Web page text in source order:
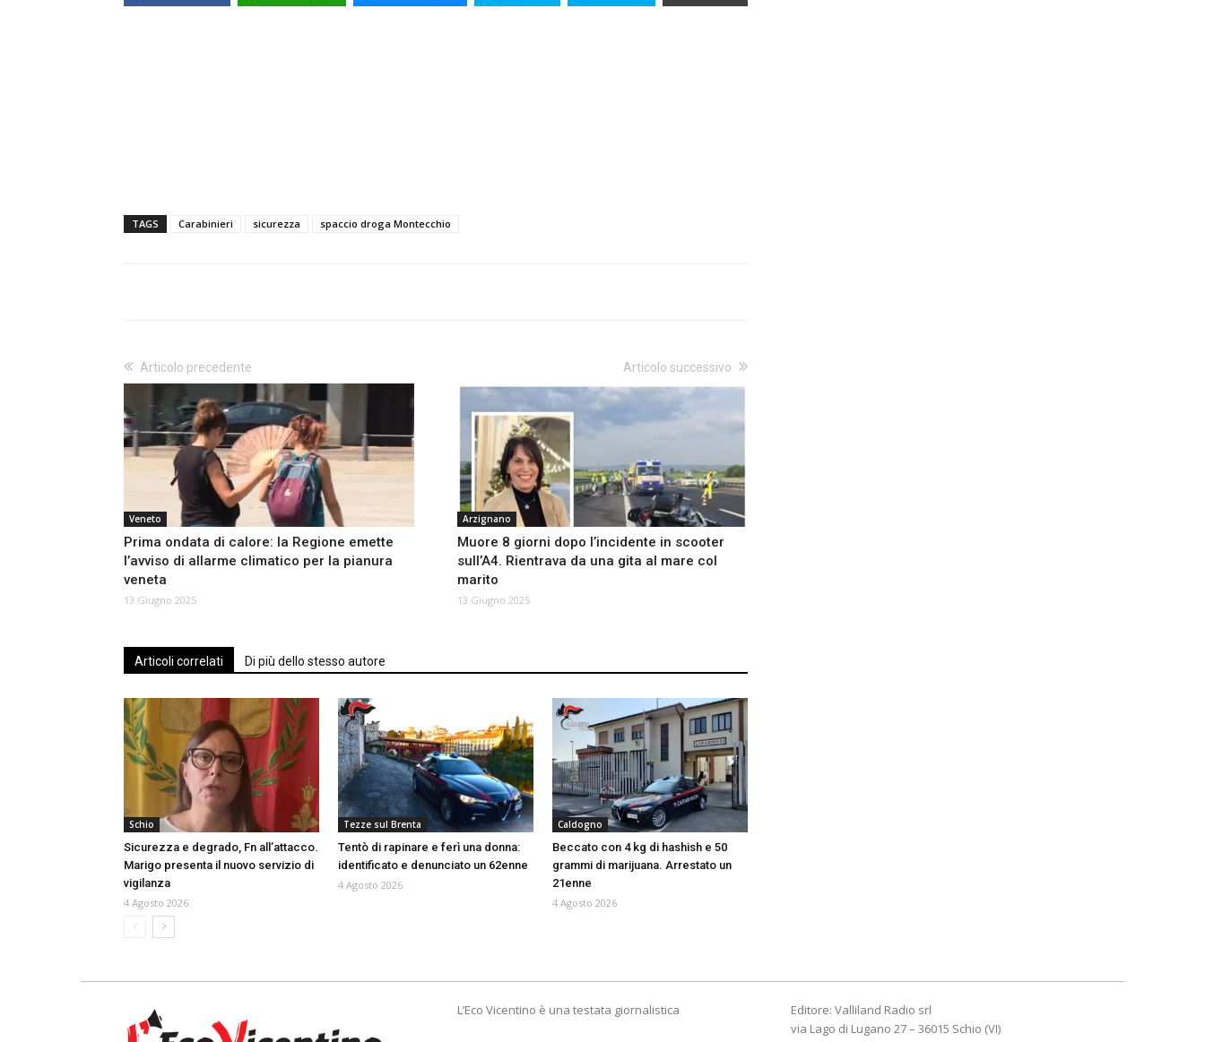
TAGS Carabinieri sicurezza spaccio droga Montecchio
Articolo precedente
Veneto
Prima ondata di calore: la Regione emette
l’avviso di allarme climatico per la pianura
veneta
13 Giugno 2025
Articolo successivo
Arzignano
Muore 8 giorni dopo l’incidente in scooter
sull’A4. Rientrava da una gita al mare col
marito
13 Giugno 2025
Articoli correlati Di più dello stesso autore
Schio
Sicurezza e degrado, Fn all’attacco.
Marigo presenta il nuovo servizio di
vigilanza
4 Agosto 2026
Tezze sul Brenta
Tentò di rapinare e ferì una donna:
identificato e denunciato un 62enne
4 Agosto 2026
Caldogno
Beccato con 4 kg di hashish e 50
grammi di marijuana. Arrestato un
21enne
4 Agosto 2026
L’Eco Vicentino è una testata giornalistica
Editore: Valliland Radio srl
via Lago di Lugano 27 – 36015 Schio (VI)